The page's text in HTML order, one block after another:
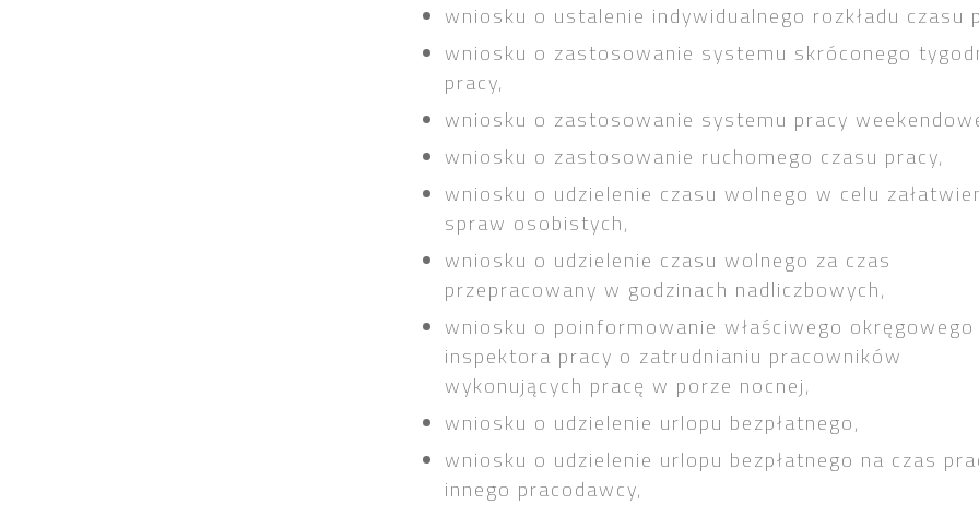
wniosku o ustalenie indywidualnego rozkładu czasu
wniosku o zastosowanie systemu skróconego
pracy,
wniosku o zastosowanie systemu pracy
wniosku o zastosowanie ruchomego czasu pracy,
wniosku o udzielenie czasu wolnego w celu
spraw osobistych,
wniosku o udzielenie czasu wolnego za czas
przepracowany w godzinach nadliczbowych,
wniosku o poinformowanie właściwego okręgowego
inspektora pracy o zatrudnianiu pracowników
wykonujących pracę w porze nocnej,
wniosku o udzielenie urlopu bezpłatnego,
wniosku o udzielenie urlopu bezpłatnego na czas
innego pracodawcy,